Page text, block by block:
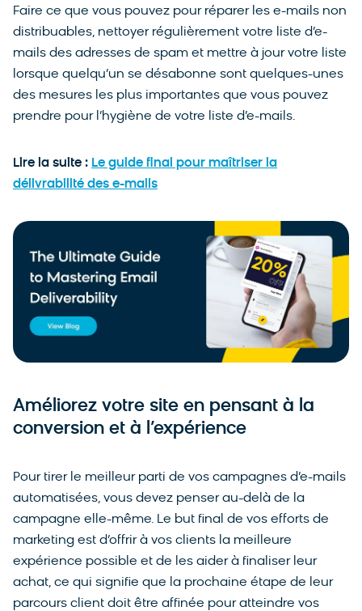
Faire ce que vous pouvez pour réparer les e-mails non
distribuables, nettoyer régulièrement votre liste d’e-
mails des adresses de spam et mettre à jour votre liste
lorsque quelqu’un se désabonne sont quelques-unes
des mesures les plus importantes que vous pouvez
prendre pour l’hygiène de votre liste d’e-mails.
Lire la suite : Le guide final pour maîtriser la
délivrabilité des e-mails
Améliorez votre site en pensant à la
conversion et à l’expérience
Pour tirer le meilleur parti de vos campagnes d’e-mails
automatisées, vous devez penser au-delà de la
campagne elle-même. Le but final de vos efforts de
marketing est d’offrir à vos clients la meilleure
expérience possible et de les aider à finaliser leur
achat, ce qui signifie que la prochaine étape de leur
parcours client doit être affinée pour atteindre vos